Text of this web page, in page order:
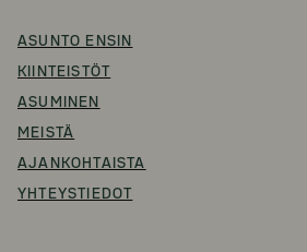
ASUNTO ENSIN
KIINTEISTÖT
ASUMINEN
MEISTÄ
AJANKOHTAISTA
YHTEYSTIEDOT